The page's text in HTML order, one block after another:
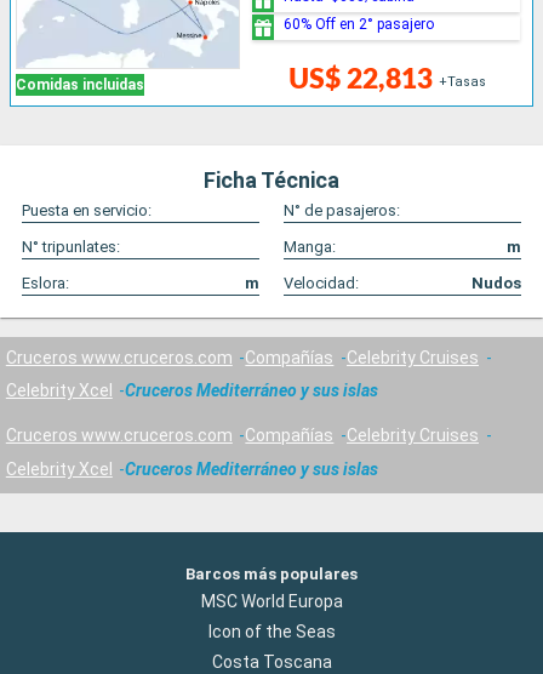
Comidas incluidas US$ 22,813 +Tasas
60% Off en 2° pasajero
Ficha Técnica
Puesta en servicio:
N° de pasajeros:
N° tripunlates:
Manga:
m
Eslora:
m Velocidad: Nudos
Cruceros www.cruceros.com Compañías
Celebrity Cruises
Celebrity Xcel
Cruceros Mediterráneo y sus islas
Cruceros www.cruceros.com Compañías
Celebrity Cruises
Celebrity Xcel
Cruceros Mediterráneo y sus islas
Barcos más populares
MSC World Europa
Icon of the Seas
Costa Toscana